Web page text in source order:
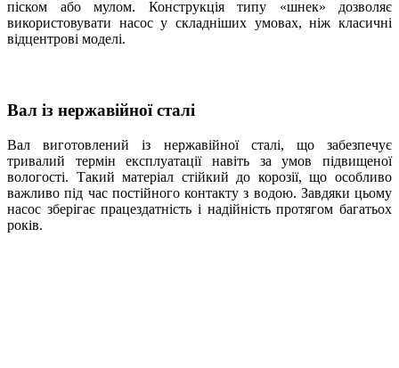
піском або мулом. Конструкція типу «шнек» дозволяє
використовувати насос у складніших умовах, ніж класичні
відцентрові моделі.
Вал із нержавійної сталі
Вал виготовлений із нержавійної сталі, що забезпечує
тривалий термін експлуатації навіть за умов підвищеної
вологості. Такий матеріал стійкий до корозії, що особливо
важливо під час постійного контакту з водою. Завдяки цьому
насос зберігає працездатність і надійність протягом багатьох
років.